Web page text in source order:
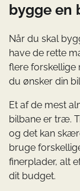
bygge en
Når du skal
have de rette
flere forskellige
du ønsker din
Et af de mest
bilbane er træ.
og det kan
bruge
finerplader, alt
dit budget.